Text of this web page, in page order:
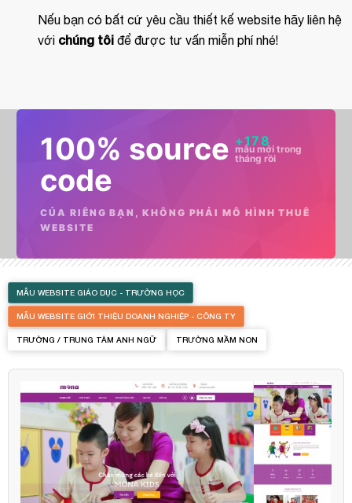
Nếu bạn có bất cứ yêu cầu thiết kế website hãy liên hệ
với chúng tôi để được tư vấn miễn phí nhé!
100% source
code
+178
mẫu mới trong
tháng rồi
CỦA RIÊNG BẠN, KHÔNG PHẢI MÔ HÌNH THUÊ
WEBSITE
MẪU WEBSITE GIÁO DỤC - TRƯỜNG HỌC
MẪU WEBSITE GIỚI THIỆU DOANH NGHIỆP - CÔNG TY
TRƯỜNG / TRUNG TÂM ANH NGỮ TRƯỜNG MẦM NON